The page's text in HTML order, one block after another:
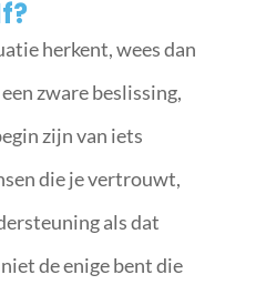
herkent, wees dan
zware beslissing,
zijn van iets
die je vertrouwt,
als dat
de enige bent die